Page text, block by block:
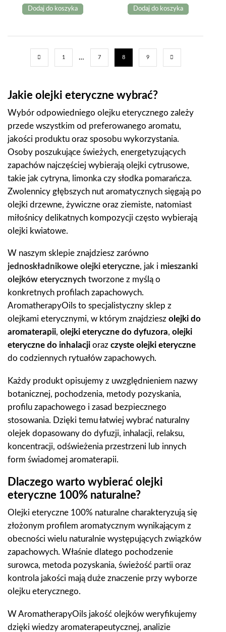
Dodaj do koszyka Dodaj do koszyka
1 … 7 8 9
Jakie olejki eteryczne wybrać?
Wybór odpowiedniego olejku eterycznego zależy
przede wszystkim od preferowanego aromatu,
jakości produktu oraz sposobu wykorzystania.
Osoby poszukujące świeżych, energetyzujących
zapachów najczęściej wybierają olejki cytrusowe,
takie jak cytryna, limonka czy słodka pomarańcza.
Zwolennicy głębszych nut aromatycznych sięgają po
olejki drzewne, żywiczne oraz ziemiste, natomiast
miłośnicy delikatnych kompozycji często wybierają
olejki kwiatowe.
W naszym sklepie znajdziesz zarówno
jednoskładnikowe olejki eteryczne, jak i mieszanki
olejków eterycznych tworzone z myślą o
konkretnych profilach zapachowych.
AromatherapyOils to specjalistyczny sklep z
olejkami eterycznymi, w którym znajdziesz olejki do
aromaterapii, olejki eteryczne do dyfuzora, olejki
eteryczne do inhalacji oraz czyste olejki eteryczne
do codziennych rytuałów zapachowych.
Każdy produkt opisujemy z uwzględnieniem nazwy
botanicznej, pochodzenia, metody pozyskania,
profilu zapachowego i zasad bezpiecznego
stosowania. Dzięki temu łatwiej wybrać naturalny
olejek dopasowany do dyfuzji, inhalacji, relaksu,
koncentracji, odświeżenia przestrzeni lub innych
form świadomej aromaterapii.
Dlaczego warto wybierać olejki
eteryczne 100% naturalne?
Olejki eteryczne 100% naturalne charakteryzują się
złożonym profilem aromatycznym wynikającym z
obecności wielu naturalnie występujących związków
zapachowych. Właśnie dlatego pochodzenie
surowca, metoda pozyskania, świeżość partii oraz
kontrola jakości mają duże znaczenie przy wyborze
olejku eterycznego.
W AromatherapyOils jakość olejków weryfikujemy
dzięki wiedzy aromaterapeutycznej, analizie